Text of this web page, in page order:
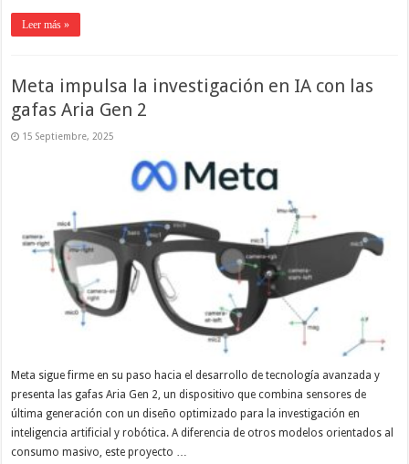
Leer más »
Meta impulsa la investigación en IA con las
gafas Aria Gen 2
15 Septiembre, 2025
Meta sigue firme en su paso hacia el desarrollo de tecnología avanzada y
presenta las gafas Aria Gen 2, un dispositivo que combina sensores de
última generación con un diseño optimizado para la investigación en
inteligencia artificial y robótica. A diferencia de otros modelos orientados al
consumo masivo, este proyecto …